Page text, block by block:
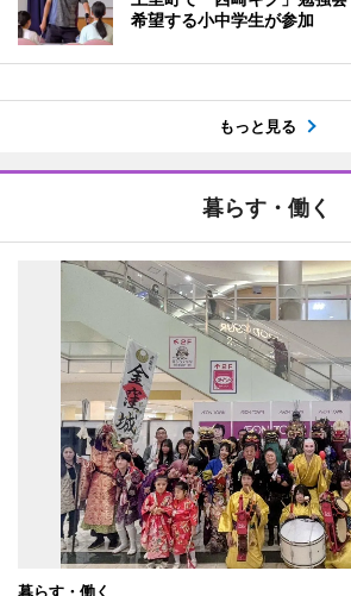
希望する小中学生が参加
もっと見る
暮らす・働く
暮らす・働く